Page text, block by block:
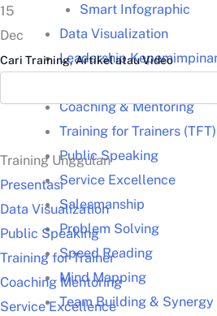
Smart Infographic
Data Visualization
Leadership
Coaching & Mentoring
Training for Trainers (TFT)
Public Speaking
Service Excellence
Salesmanship
Problem Solving
Speed Reading
Mind Mapping
Team Building & Synergy
15
Dec
Cari Training, Artikel atau Video
Training Unggulan
Presentasi
Data Visualization
Public Speaking
Training for Trainer
Coaching Mentoring
Service Excellence